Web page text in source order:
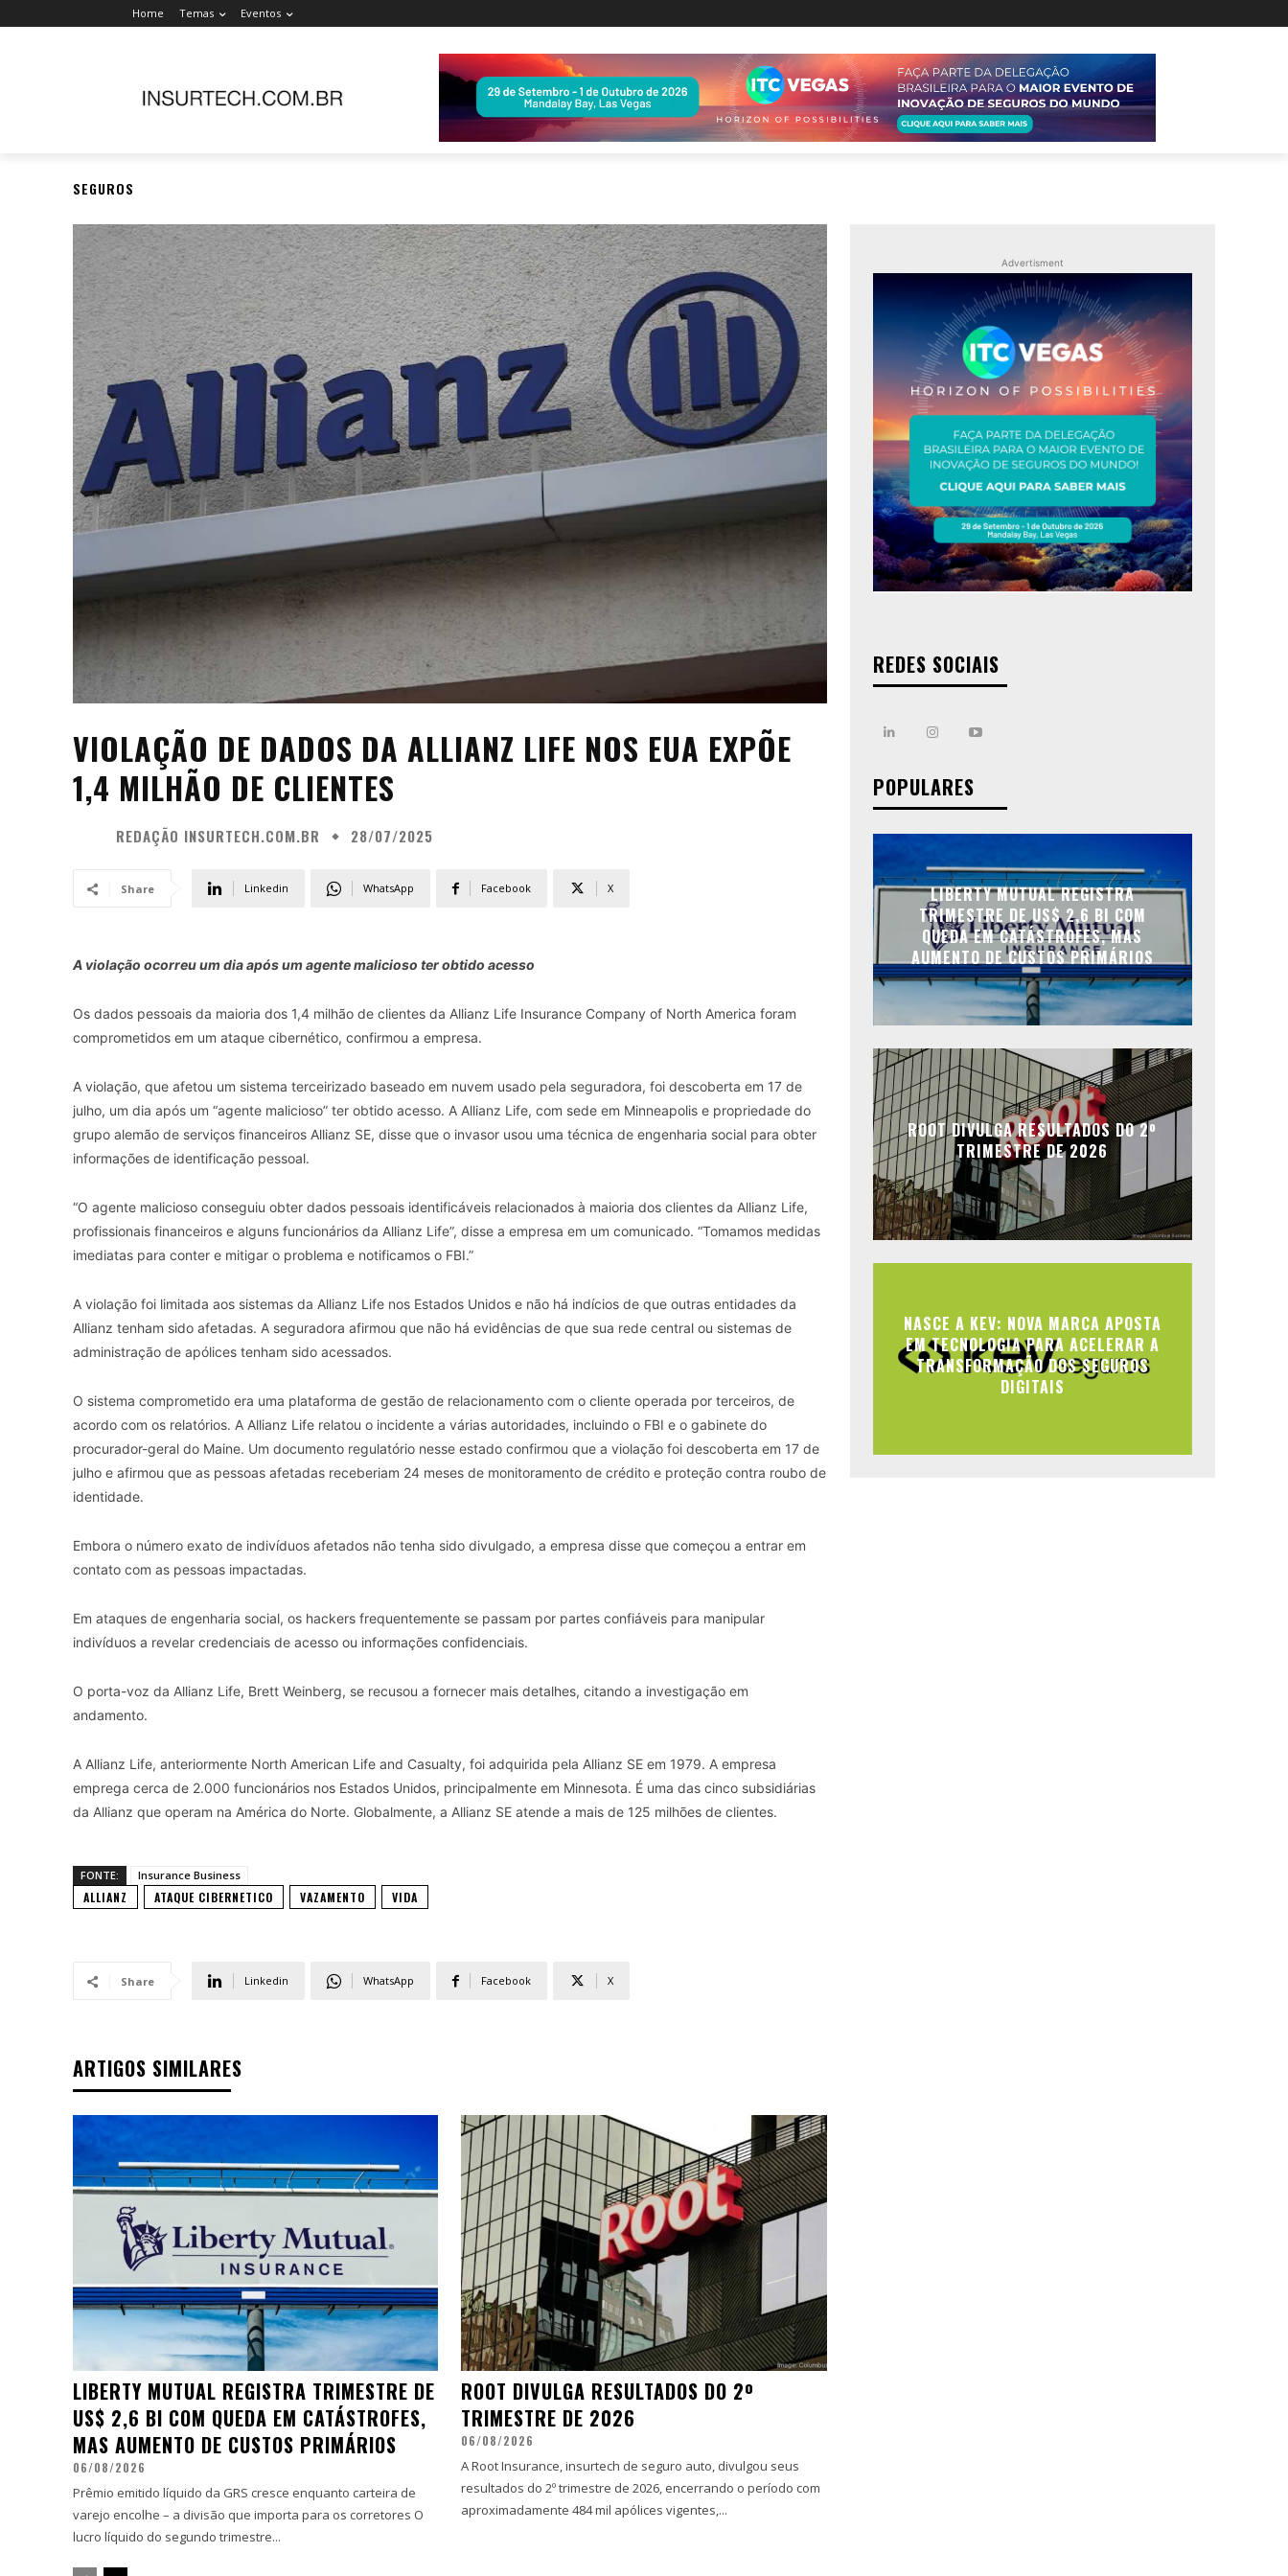
Home Temas Eventos
SEGUROS
VIOLAÇÃO DE DADOS DA ALLIANZ LIFE NOS EUA EXPÕE
1,4 MILHÃO DE CLIENTES
REDAÇÃO INSURTECH.COM.BR 28/07/2025
Share Linkedin WhatsApp Facebook X
A violação ocorreu um dia após um agente malicioso ter obtido acesso
Os dados pessoais da maioria dos 1,4 milhão de clientes da Allianz Life Insurance Company of North America foram
comprometidos em um ataque cibernético, confirmou a empresa.
A violação, que afetou um sistema terceirizado baseado em nuvem usado pela seguradora, foi descoberta em 17 de
julho, um dia após um “agente malicioso” ter obtido acesso. A Allianz Life, com sede em Minneapolis e propriedade do
grupo alemão de serviços financeiros Allianz SE, disse que o invasor usou uma técnica de engenharia social para obter
informações de identificação pessoal.
“O agente malicioso conseguiu obter dados pessoais identificáveis relacionados à maioria dos clientes da Allianz Life,
profissionais financeiros e alguns funcionários da Allianz Life”, disse a empresa em um comunicado. “Tomamos medidas
imediatas para conter e mitigar o problema e notificamos o FBI.”
A violação foi limitada aos sistemas da Allianz Life nos Estados Unidos e não há indícios de que outras entidades da
Allianz tenham sido afetadas. A seguradora afirmou que não há evidências de que sua rede central ou sistemas de
administração de apólices tenham sido acessados.
O sistema comprometido era uma plataforma de gestão de relacionamento com o cliente operada por terceiros, de
acordo com os relatórios. A Allianz Life relatou o incidente a várias autoridades, incluindo o FBI e o gabinete do
procurador-geral do Maine. Um documento regulatório nesse estado confirmou que a violação foi descoberta em 17 de
julho e afirmou que as pessoas afetadas receberiam 24 meses de monitoramento de crédito e proteção contra roubo de
identidade.
Embora o número exato de indivíduos afetados não tenha sido divulgado, a empresa disse que começou a entrar em
contato com as pessoas impactadas.
Em ataques de engenharia social, os hackers frequentemente se passam por partes confiáveis para manipular
indivíduos a revelar credenciais de acesso ou informações confidenciais.
O porta-voz da Allianz Life, Brett Weinberg, se recusou a fornecer mais detalhes, citando a investigação em
andamento.
A Allianz Life, anteriormente North American Life and Casualty, foi adquirida pela Allianz SE em 1979. A empresa
emprega cerca de 2.000 funcionários nos Estados Unidos, principalmente em Minnesota. É uma das cinco subsidiárias
da Allianz que operam na América do Norte. Globalmente, a Allianz SE atende a mais de 125 milhões de clientes.
FONTE: Insurance Business
ALLIANZ ATAQUE CIBERNETICO VAZAMENTO VIDA
Share Linkedin WhatsApp Facebook X
ARTIGOS SIMILARES
LIBERTY MUTUAL REGISTRA TRIMESTRE DE
US$ 2,6 BI COM QUEDA EM CATÁSTROFES,
MAS AUMENTO DE CUSTOS PRIMÁRIOS
06/08/2026
Prêmio emitido líquido da GRS cresce enquanto carteira de
varejo encolhe – a divisão que importa para os corretores O
lucro líquido do segundo trimestre...
ROOT DIVULGA RESULTADOS DO 2º
TRIMESTRE DE 2026
06/08/2026
A Root Insurance, insurtech de seguro auto, divulgou seus
resultados do 2º trimestre de 2026, encerrando o período com
aproximadamente 484 mil apólices vigentes,...
Advertisment
REDES SOCIAIS
POPULARES
LIBERTY MUTUAL REGISTRA
TRIMESTRE DE US$ 2,6 BI COM
QUEDA EM CATÁSTROFES, MAS
AUMENTO DE CUSTOS PRIMÁRIOS
ROOT DIVULGA RESULTADOS DO 2º
TRIMESTRE DE 2026
NASCE A KEV: NOVA MARCA APOSTA
EM TECNOLOGIA PARA ACELERAR A
TRANSFORMAÇÃO DOS SEGUROS
DIGITAIS